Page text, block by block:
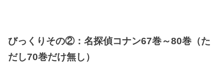
びっくりその②：名探偵コナン67巻～80巻（た
だし70巻だけ無し）